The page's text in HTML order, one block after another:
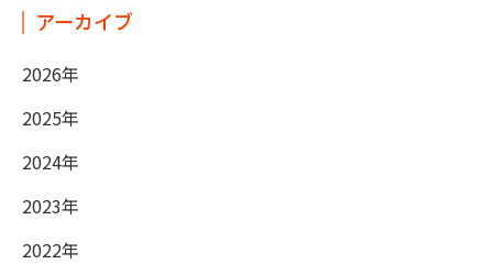
アーカイブ
2026年
2025年
2024年
2023年
2022年